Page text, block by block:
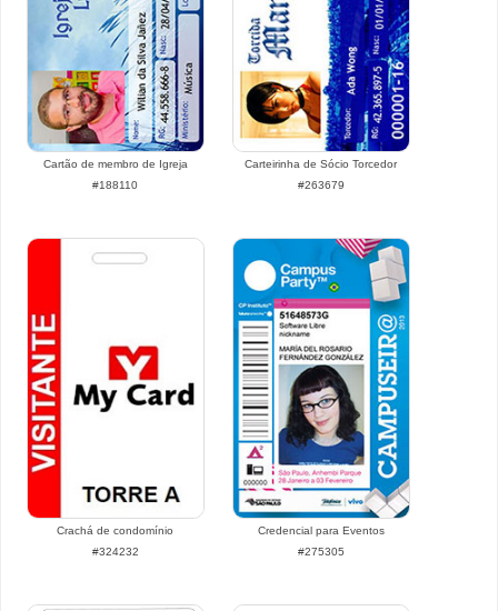
Cartão de membro de Igreja
#188110
Carteirinha de Sócio Torcedor
#263679
Crachá de condomínio
#324232
Credencial para Eventos
#275305